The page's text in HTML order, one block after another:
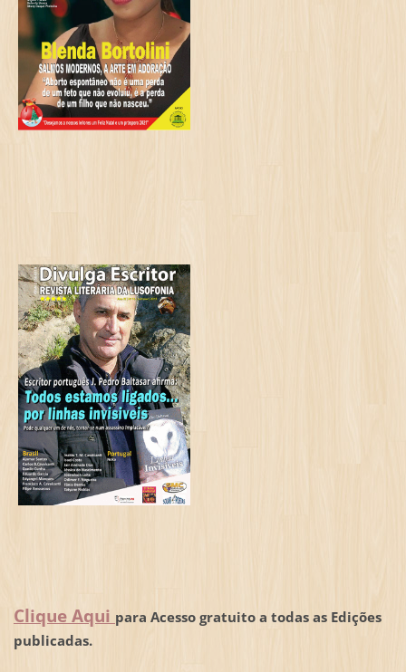
Clique Aqui para Acesso gratuito a todas as Edições
publicadas.